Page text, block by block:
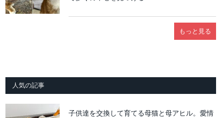
もっと見る
人気の記事
子供達を交換して育てる母猫と母アヒル。愛情